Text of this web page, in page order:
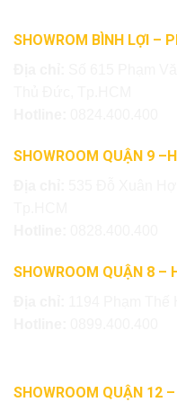
SHOWROM BÌNH LỢI –
SHOWROOM QUẬN 9
SHOWROOM QUẬN 8 –
SHOWROOM QUẬN 12